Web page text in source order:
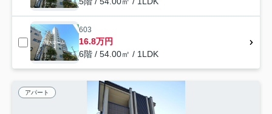
603
16.8万円
6階 / 54.00㎡ / 1LDK
アパート